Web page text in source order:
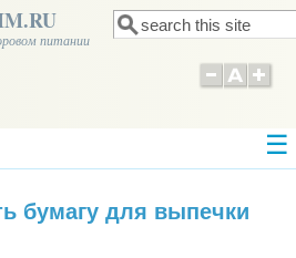
питании Форма поиска
Поиск
бумагу для выпечки